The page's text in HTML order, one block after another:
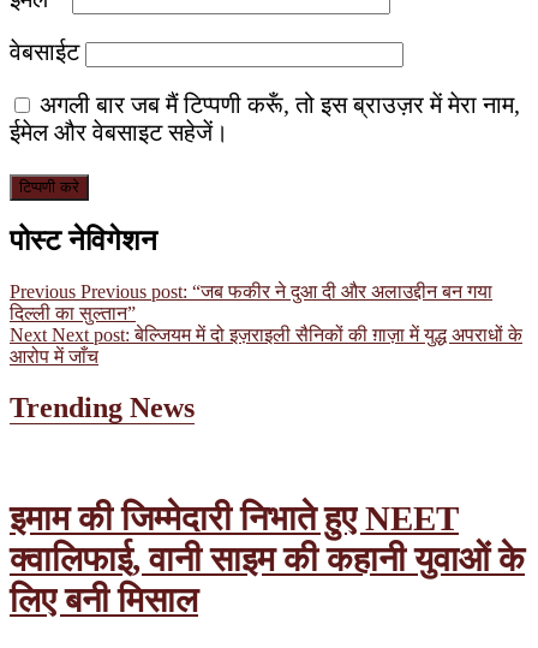
वेबसाईट
अगली बार जब मैं टिप्पणी करूँ, तो इस ब्राउज़र में मेरा नाम,
ईमेल और वेबसाइट सहेजें।
पोस्ट नेविगेशन
Previous Previous post: “जब फकीर ने दुआ दी और अलाउद्दीन बन गया
दिल्ली का सुल्तान”
Next Next post: बेल्जियम में दो इज़राइली सैनिकों की ग़ाज़ा में युद्ध अपराधों के
आरोप में जाँच
Trending News
इमाम की जिम्मेदारी निभाते हुए NEET
क्वालिफाई, वानी साइम की कहानी युवाओं के
लिए बनी मिसाल